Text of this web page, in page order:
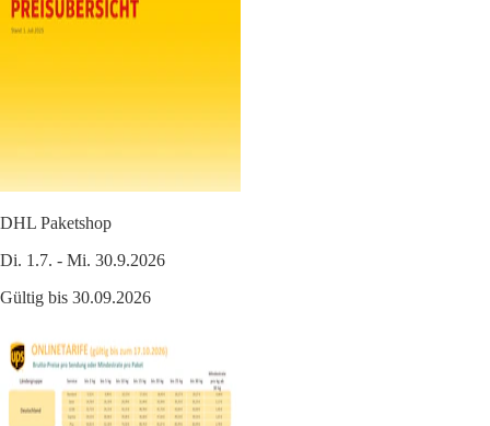
DHL Paketshop
Di. 1.7. - Mi. 30.9.2026
Gültig bis 30.09.2026